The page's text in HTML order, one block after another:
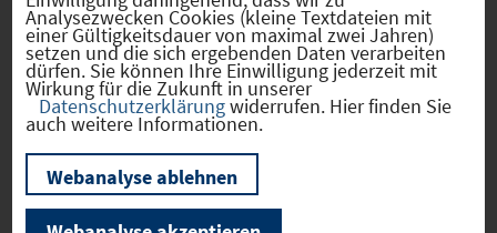
Weitere Informationen erhalten Sie bei der
Wirtschaftsförderung der Stadt Selb.
Nutzen Sie auch obenstehenden Link für
Analysezwecken Cookies (kleine Textdateien mit
einer Gültigkeitsdauer von maximal zwei Jahren)
setzen und die sich ergebenden Daten verarbeiten
dürfen. Sie können Ihre Einwilligung jederzeit mit
Wirkung für die Zukunft in unserer
Datenschutzerklärungwiderrufen. Hier finden Sie
auch weitere Informationen.
Webanalyse ablehnen